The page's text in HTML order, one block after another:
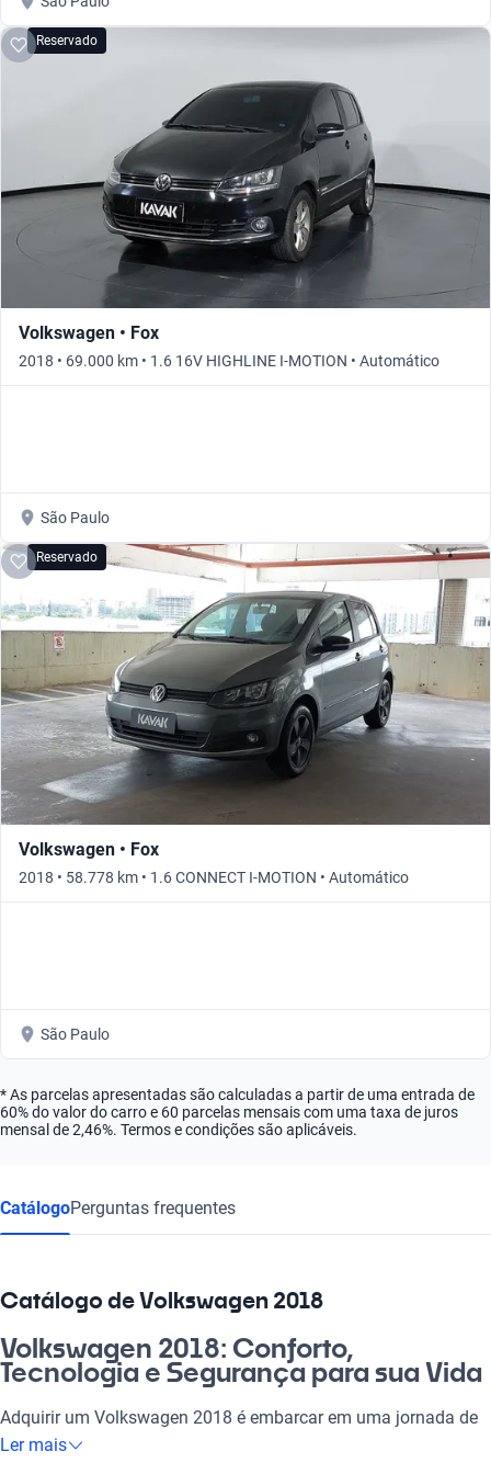
Reservado
Volkswagen • Fox
2018 • 69.000 km • 1.6 16V HIGHLINE I-MOTION • Automático
São Paulo
Reservado
Volkswagen • Fox
2018 • 58.778 km • 1.6 CONNECT I-MOTION • Automático
São Paulo
* As parcelas apresentadas são calculadas a partir de uma entrada de
60% do valor do carro e 60 parcelas mensais com uma taxa de juros
mensal de 2,46%. Termos e condições são aplicáveis.
CatálogoPerguntas frequentes
Catálogo de Volkswagen 2018
Volkswagen 2018: Conforto,
Tecnologia e Segurança para sua Vida
Adquirir um Volkswagen 2018 é embarcar em uma jornada de
confiança e qualidade. Esses veículos trazem todo o conforto e
Ler mais